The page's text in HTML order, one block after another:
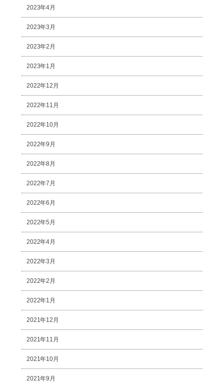
2023年4月
2023年3月
2023年2月
2023年1月
2022年12月
2022年11月
2022年10月
2022年9月
2022年8月
2022年7月
2022年6月
2022年5月
2022年4月
2022年3月
2022年2月
2022年1月
2021年12月
2021年11月
2021年10月
2021年9月